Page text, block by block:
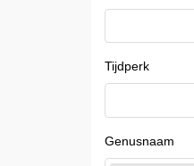
Tijdperk
Genusnaam